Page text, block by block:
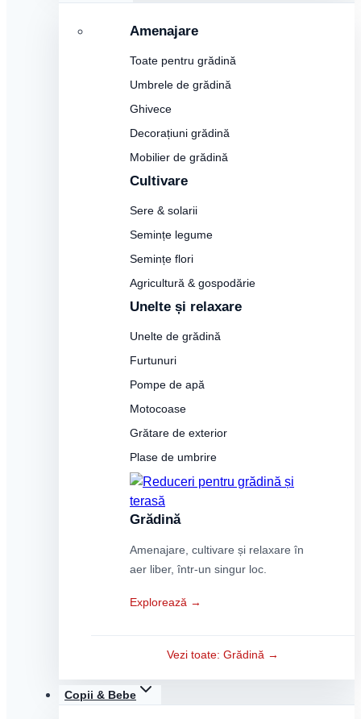
Amenajare
Toate pentru grădină
Umbrele de grădină
Ghivece
Decorațiuni grădină
Mobilier de grădină
Cultivare
Sere & solarii
Semințe legume
Semințe flori
Agricultură & gospodărie
Unelte și relaxare
Unelte de grădină
Furtunuri
Pompe de apă
Motocoase
Grătare de exterior
Plase de umbrire
Grădină
Amenajare, cultivare și relaxare în
aer liber, într-un singur loc.
Explorează →
Vezi toate: Grădină →
Copii & Bebe